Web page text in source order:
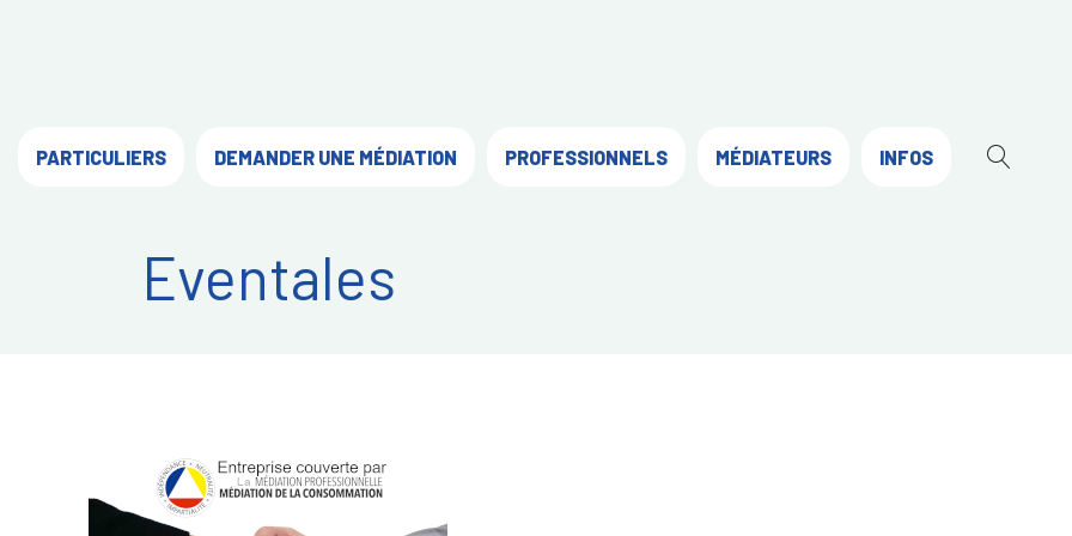
PARTICULIERS DEMANDER UNE MÉDIATION PROFESSIONNELS MÉDIATEURS INFOS
Eventales